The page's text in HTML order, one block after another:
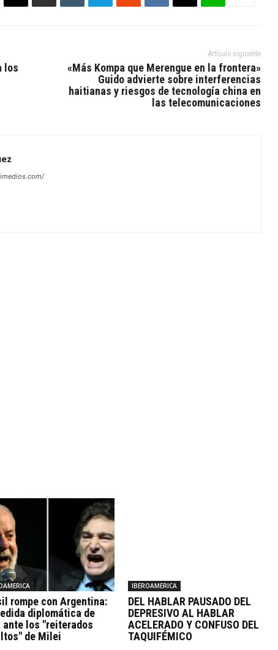
los
Artículo siguiente
«Más Kompa que Merengue en la frontera»
Guido advierte sobre interferencias
haitianas y riesgos de tecnología­ china en
las telecomunicaciones
rompe con Argentina:
diplomática de
ante los "reiterados
de Milei
IBEROAMERICA
DEL HABLAR PAUSADO DEL
DEPRESIVO AL HABLAR
ACELERADO Y CONFUSO DEL
TAQUIFÉMICO